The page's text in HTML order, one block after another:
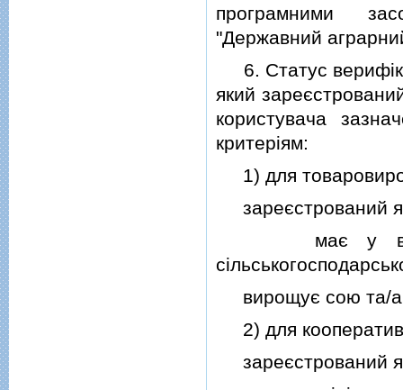
програмними
"Державний
6. Статус
який
користувача
критерiям:
1) для
зареєстрований
має у
вирощує сою та/
2) для
зареєстрований